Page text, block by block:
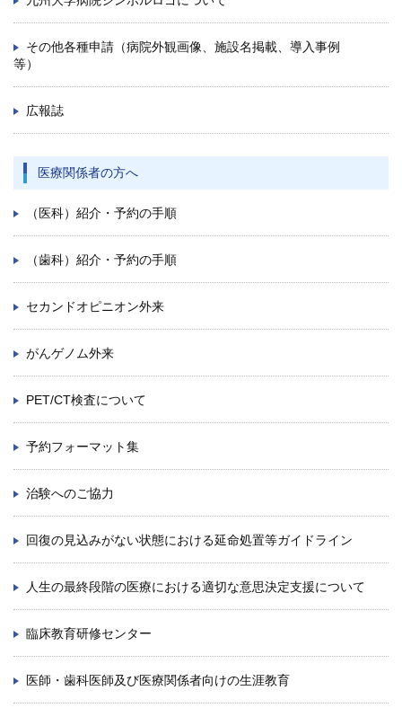
その他各種申請（病院外観画像、施設名掲載、導入事例
等）
広報誌
医療関係者の方へ
（医科）紹介・予約の手順
（歯科）紹介・予約の手順
セカンドオピニオン外来
がんゲノム外来
PET/CT検査について
予約フォーマット集
治験へのご協力
回復の見込みがない状態における延命処置等ガイドライン
人生の最終段階の医療における適切な意思決定支援について
臨床教育研修センター
医師・歯科医師及び医療関係者向けの生涯教育